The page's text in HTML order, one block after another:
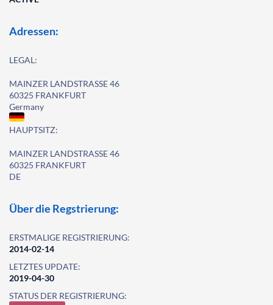
Adressen:
LEGAL:
MAINZER LANDSTRASSE 46
60325 FRANKFURT
Germany
HAUPTSITZ:
MAINZER LANDSTRASSE 46
60325 FRANKFURT
DE
Über die Regstrierung:
ERSTMALIGE REGISTRIERUNG:
2014-02-14
LETZTES UPDATE:
2019-04-30
STATUS DER REGISTRIERUNG: